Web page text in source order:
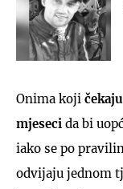
Onima koji
mjeseci da bi
iako se po
odvijaju jednom